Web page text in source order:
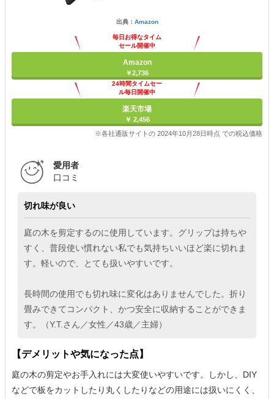
出典： Amazon
毎日お得なタイム
セール開催中
Amazon
￥2,736
24時間タイムセー
ル毎日開催中
楽天市場
￥ 2,456
※各社通販サイトの 2024年10月28日時点 での税込価格
愛用者
口コミ
切れ味が良い
庭の木を剪定するのに使用しています。グリップは持ちや
すく、普段使い慣れない私でも気持ちいいほど楽に切れま
す。軽いので、とても扱いやすいです。
長時間の使用でも切れ味に変化はありませんでした。折り
畳みできてコンパクト、かつ安全に収納することができま
す。（Y.T.さん／女性／43歳／主婦）
【デメリットや気になった点】
庭の木の剪定やお手入れには大変使いやすいです。しかし、DIY
などで板をカットしたり丸くしたりなどの用途には扱いにくく、